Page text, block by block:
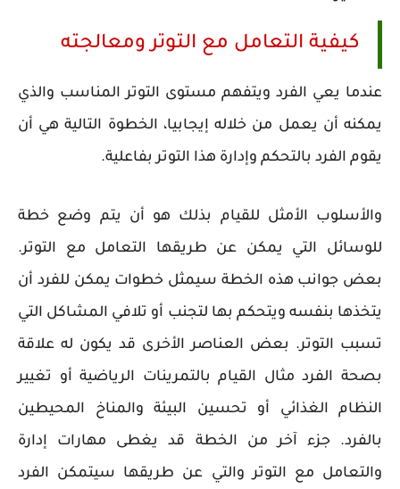
كيفية التعامل مع التوتر ومعالجته
عندما يعي الفرد ويتفهم مستوى التوتر المناسب والذي
يمكنه أن يعمل من خلاله إيجابيا، الخطوة التالية هي أن
يقوم الفرد بالتحكم وإدارة هذا التوتر بفاعلية.
والأسلوب الأمثل للقيام بذلك هو أن يتم وضع خطة
للوسائل التي يمكن عن طريقها التعامل مع التوتر.
بعض جوانب هذه الخطة سيمثل خطوات يمكن للفرد أن
يتخذها بنفسه ويتحكم بها لتجنب أو تلافي المشاكل التي
تسبب التوتر. بعض العناصر الأخرى قد يكون له علاقة
بصحة الفرد مثال القيام بالتمرينات الرياضية أو تغيير
النظام الغذائي أو تحسين البيئة والمناخ المحيطين
بالفرد. جزء آخر من الخطة قد يغطى مهارات إدارة
والتعامل مع التوتر والتي عن طريقها سيتمكن الفرد